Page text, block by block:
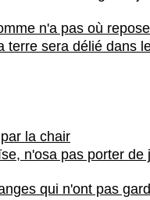
n'a pas où
terre sera délié dans
la chair
n'osa pas porter
qui n'ont pas